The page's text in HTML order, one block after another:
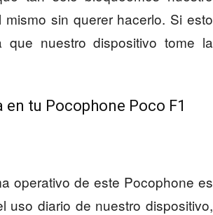
sin querer hacerlo. Si esto
nuestro dispositivo tome la
tu Pocophone Poco F1
operativo de este Pocophone es
uso diario de nuestro dispositivo,